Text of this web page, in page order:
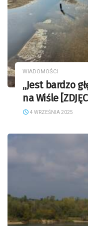
WIADOMOŚCI
„Jest bardzo
na Wiśle
4 WRZEŚNIA 2025